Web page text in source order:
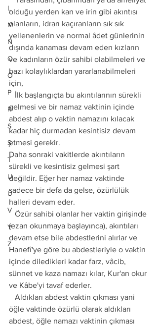
L
M
N
O
Ö
P
R
S
Ş
T
U
Ü
V
Y
Z
olduğu yerden kan ve irin gibi akıntısı
olanların, idrarı kaçıranların sık sık
yellenenlerin ve normal âdet günlerinin
dışında kanaması devam eden kızların
ve kadınların özür sahibi olabilmeleri ve
bazı kolaylıklardan yararlanabilmeleri
için,
   İlk başlangıçta bu akıntılarının sürekli
gelmesi ve bir namaz vaktinin içinde
abdest alıp o vaktin namazını kılacak
kadar hiç durmadan kesintisiz devam
etmesi gerekir.
Daha sonraki vakitlerde akıntıların
sürekli ve kesintisiz gelmesi şart
değildir. Eğer her namaz vaktinde
sadece bir defa da gelse, özürlülük
halleri devam eder.
   Özür sahibi olanlar her vaktin girişinde
(ezan okunmaya başlayınca), akıntıları
devam etse bile abdestlerini alırlar ve
Hanefî'ye göre bu abdestleriyle o vaktin
içinde diledikleri kadar farz, vâcib,
sünnet ve kaza namazı kılar, Kur'an okur
ve Kâbe'yi tavaf ederler.
öğle vaktinde özürlü olarak aldıkları
abdest, öğle namazı vaktinin çıkması